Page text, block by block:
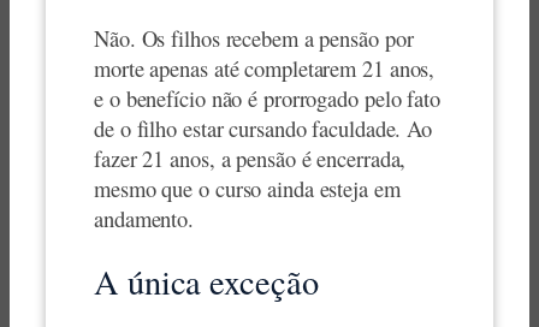
Não. Os filhos recebem a pensão por
morte apenas até completarem 21 anos,
e o benefício não é prorrogado pelo fato
de o filho estar cursando faculdade. Ao
fazer 21 anos, a pensão é encerrada,
mesmo que o curso ainda esteja em
andamento.
A única exceção